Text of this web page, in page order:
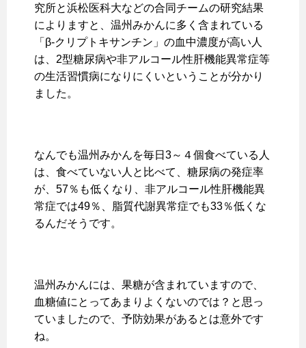
究所と浜松医科大などの合同チームの研究結果
によりますと、温州みかんに多く含まれている
「β-クリプトキサンチン」の血中濃度が高い人
は、2型糖尿病や非アルコール性肝機能異常症等
の生活習慣病になりにくいということが分かり
ました。
なんでも温州みかんを毎日3～４個食べている人
は、食べていない人と比べて、糖尿病の発症率
が、57％も低くなり、非アルコール性肝機能異
常症では49％、脂質代謝異常症でも33％低くな
るんだそうです。
温州みかんには、果糖が含まれていますので、
血糖値にとってあまりよくないのでは？と思っ
ていましたので、予防効果があるとは意外です
ね。